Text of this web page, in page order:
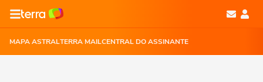
MAPA ASTRALTERRA MAILCENTRAL DO ASSINANTE